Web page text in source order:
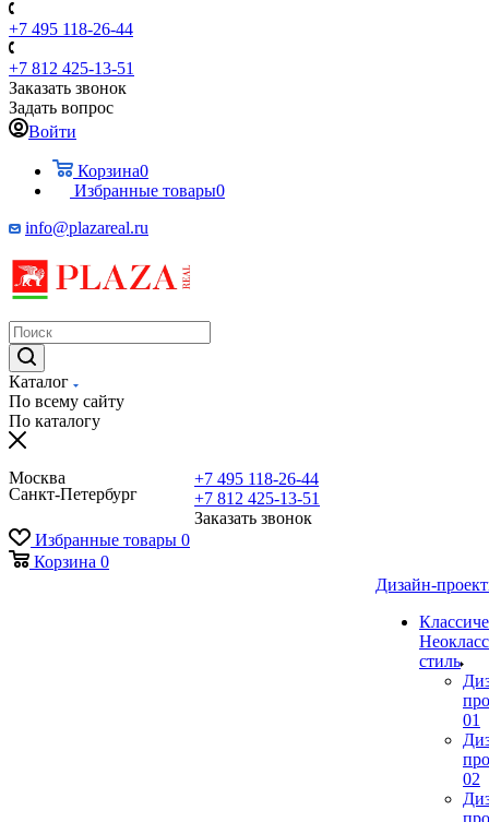
+7 495 118-26-44
+7 812 425-13-51
Заказать звонок
Задать вопрос
Войти
Корзина0
Избранные товары0
info@plazareal.ru
Каталог
По всему сайту
По каталогу
Москва
Санкт-Петербург
+7 495 118-26-44
+7 812 425-13-51
Заказать звонок
Избранные товары 0
Корзина 0
Дизайн-
стиль
01
02